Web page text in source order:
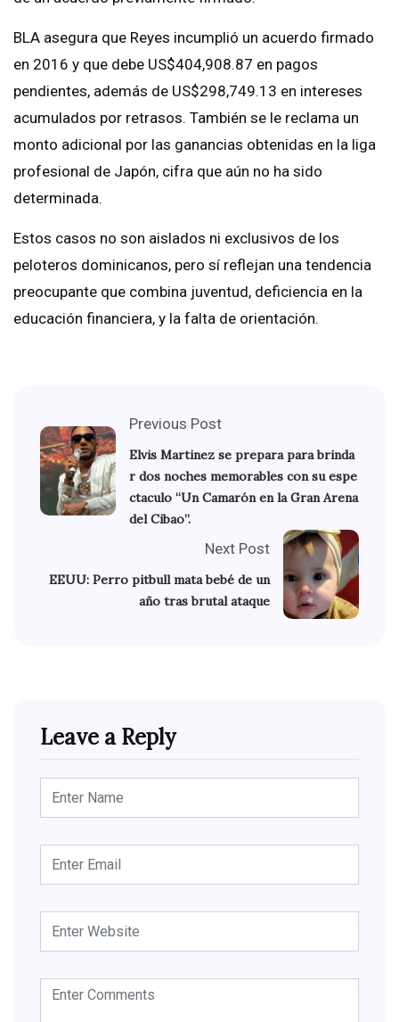
BLA asegura que Reyes incumplió un acuerdo firmado
en 2016 y que debe US$404,908.87 en pagos
pendientes, además de US$298,749.13 en intereses
acumulados por retrasos. También se le reclama un
monto adicional por las ganancias obtenidas en la liga
profesional de Japón, cifra que aún no ha sido
determinada.
Estos casos no son aislados ni exclusivos de los
peloteros dominicanos, pero sí reflejan una tendencia
preocupante que combina juventud, deficiencia en la
educación financiera, y la falta de orientación.
Previous Post
Elvis Martinez se prepara para brinda
r dos noches memorables con su espe
ctaculo “Un Camarón en la Gran Arena
del Cibao”.
Next Post
EEUU: Perro pitbull mata bebé de un
año tras brutal ataque
Leave a Reply